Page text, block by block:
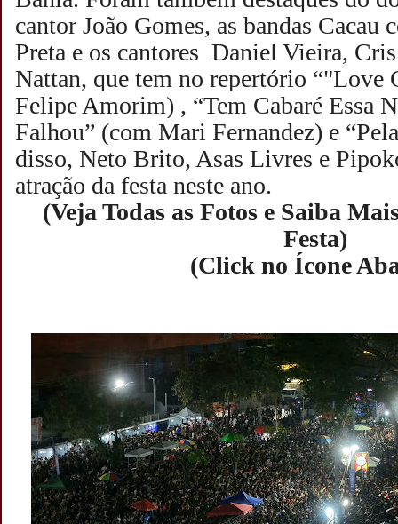
cantor João Gomes, as bandas Cacau
Preta e os cantores Daniel Vieira,
Nattan, que tem no repertório “"Love
Felipe Amorim) , “Tem Cabaré Essa
Falhou” (com Mari Fernandez) e
disso, Neto Brito, Asas Livres e
atração da festa neste ano.
(Veja Todas as Fotos e Saiba
Festa)
(Click no Ícone